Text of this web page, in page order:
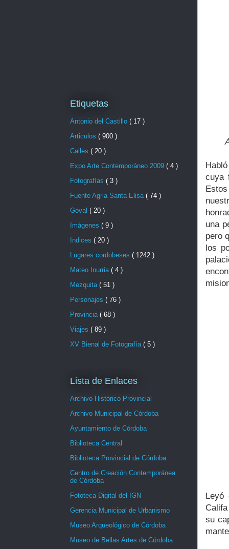
cuya
una
pero
los
Leyó
su
Etiquetas
Antonio del Castillo ( 17 )
Articulos ( 900 )
Calles ( 20 )
Expo Arte Contemporáneo 2009 ( 4 )
Fotografías ( 3 )
Fuente Agria Santa Elisa ( 74 )
Goval ( 20 )
Imágenes ( 9 )
Indices ( 20 )
Lugares cordobeses ( 1242 )
Mateo Inurria ( 4 )
Mezquita ( 51 )
Personajes ( 76 )
Provincia ( 68 )
Viajes ( 89 )
XV Bienal de Fotografía ( 5 )
Lista de Enlaces
Archivo Histórico Provincial
Archivo Municipal de Córdoba
Ayuntamiento de Córdoba
Biblioteca Central
Biblioteca Provincial de Córdoba
Centro de Creación Contemporánea
de Córdoba
Fototeca Digital del IGN
Gerencia Municipal de Urbanismo
Museo Arqueológico de Córdoba
Museo de Bellas Artes de Córdoba